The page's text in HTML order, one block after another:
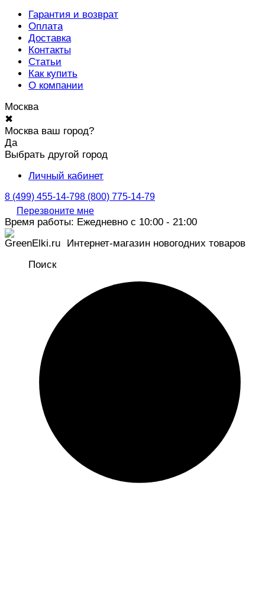
Гарантия и возврат
Оплата
Доставка
Контакты
Статьи
Как купить
О компании
Москва
✖
Москва ваш город?
Да
Выбрать другой город
Личный кабинет
8 (499) 455-14-798 (800) 775-14-79
Перезвоните мне
Время работы: Ежедневно с 10:00 - 21:00
Интернет-магазин новогодних товаров
Поиск